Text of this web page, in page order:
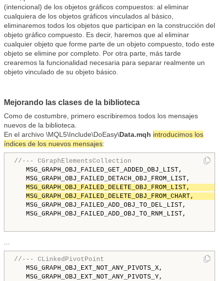
(intencional) de los objetos gráficos compuestos: al eliminar
cualquiera de los objetos gráficos vinculados al básico,
eliminaremos todos los objetos que participan en la construcción del
objeto gráfico compuesto. Es decir, haremos que al eliminar
cualquier objeto que forme parte de un objeto compuesto, todo este
objeto se elimine por completo. Por otra parte, más tarde
crearemos la funcionalidad necesaria para separar realmente un
objeto vinculado de su objeto básico.
Mejorando las clases de la biblioteca
Como de costumbre, primero escribiremos todos los mensajes
nuevos de la biblioteca.
En el archivo \MQL5\Include\DoEasy\Data.mqh introducimos los
índices de los nuevos mensajes:
//--- CGraphElementsCollection
//--- CLinkedPivotPoint